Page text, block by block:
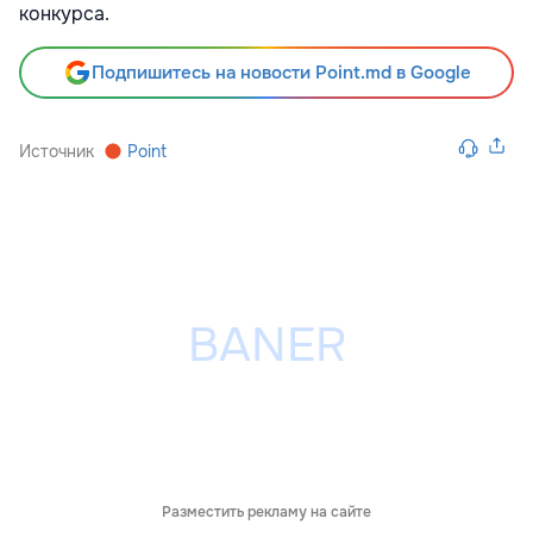
конкурса.
Подпишитесь на новости Point.md в Google
Источник Point
Разместить рекламу на сайте